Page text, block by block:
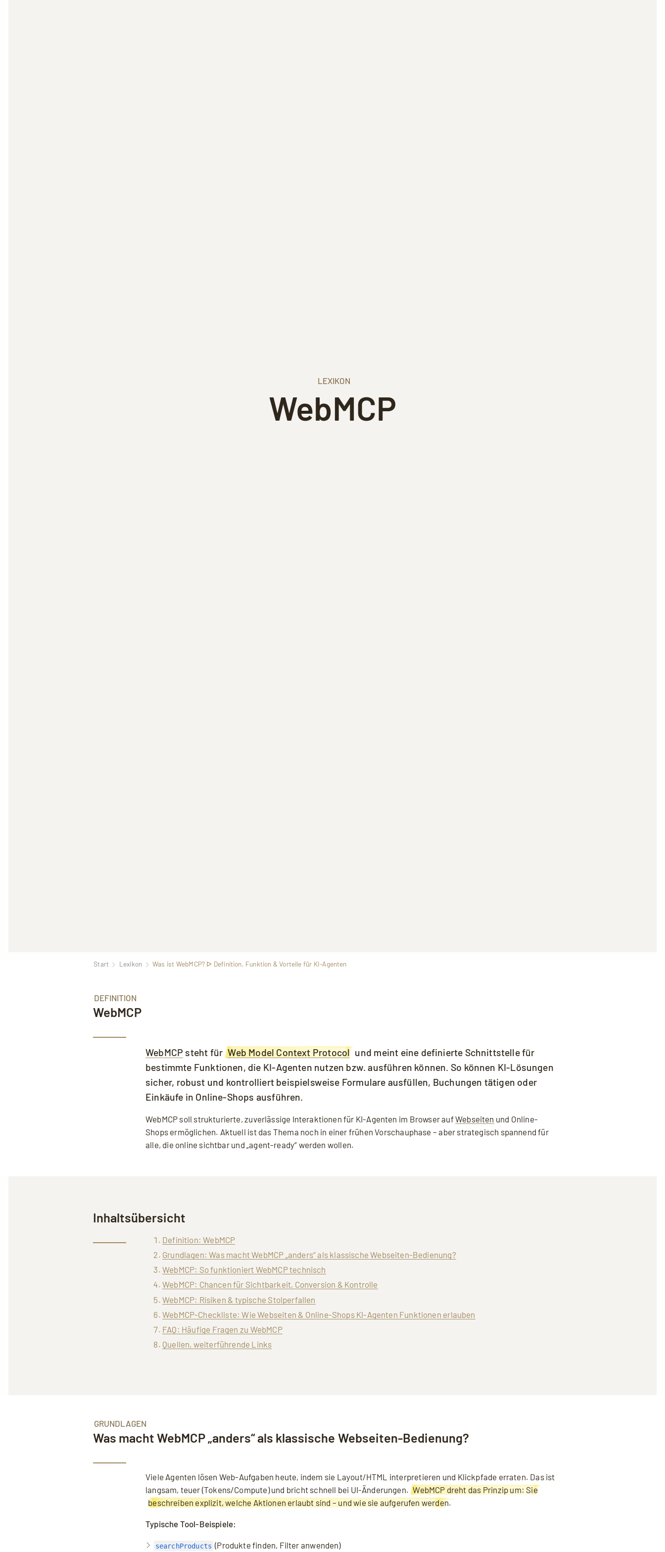
LEXIKON
WebMCP
Start Lexikon Was ist WebMCP? ᐅ Definition, Funktion & Vorteile für KI-Agenten
DEFINITION
WebMCP
WebMCP steht für Web Model Context Protocol und meint eine definierte Schnittstelle für
bestimmte Funktionen, die KI-Agenten nutzen bzw. ausführen können. So können KI-Lösungen
sicher, robust und kontrolliert beispielsweise Formulare ausfüllen, Buchungen tätigen oder
Einkäufe in Online-Shops ausführen.
WebMCP soll strukturierte, zuverlässige Interaktionen für KI-Agenten im Browser aufWebseiten und Online-
Shops ermöglichen. Aktuell ist das Thema noch in einer frühen Vorschauphase – aber strategisch spannend für
alle, die online sichtbar und „agent-ready“ werden wollen.
Inhaltsübersicht
Definition: WebMCP
Grundlagen: Was macht WebMCP „anders“ als klassische Webseiten-Bedienung?
WebMCP: So funktioniert WebMCP technisch
WebMCP: Chancen für Sichtbarkeit, Conversion & Kontrolle
WebMCP: Risiken & typische Stolperfallen
WebMCP-Checkliste: Wie Webseiten & Online-Shops KI-Agenten Funktionen erlauben
FAQ: Häufige Fragen zu WebMCP
Quellen, weiterführende Links
GRUNDLAGEN
Was macht WebMCP „anders“ als klassische Webseiten-Bedienung?
Viele Agenten lösen Web-Aufgaben heute, indem sie Layout/HTML interpretieren und Klickpfade erraten. Das ist
langsam, teuer (Tokens/Compute) und bricht schnell bei UI-Änderungen. WebMCP dreht das Prinzip um: Sie
beschreiben explizit, welche Aktionen erlaubt sind – und wie sie aufgerufen werden.
Typische Tool-Beispiele:
searchProducts (Produkte finden, Filter anwenden)
Mit dem Aufruf des Videos erklären Sie sich einverstanden, dass Ihre Daten an YouTube übermittelt werden und Sie die